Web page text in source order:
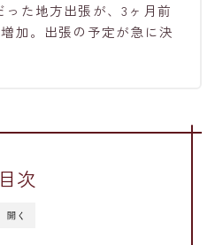
った地方出張が、3ヶ月前
加。出張の予定が急に決
開く
目次